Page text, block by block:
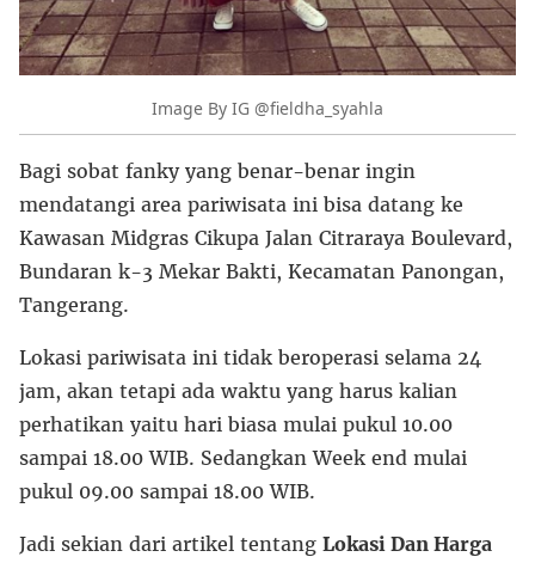
Image By IG @fieldha_syahla
Bagi sobat fanky yang benar-benar ingin
mendatangi area pariwisata ini bisa datang ke
Kawasan Midgras Cikupa Jalan Citraraya Boulevard,
Bundaran k-3 Mekar Bakti, Kecamatan Panongan,
Tangerang.
Lokasi pariwisata ini tidak beroperasi selama 24
jam, akan tetapi ada waktu yang harus kalian
perhatikan yaitu hari biasa mulai pukul 10.00
sampai 18.00 WIB. Sedangkan Week end mulai
pukul 09.00 sampai 18.00 WIB.
Jadi sekian dari artikel tentang Lokasi Dan Harga